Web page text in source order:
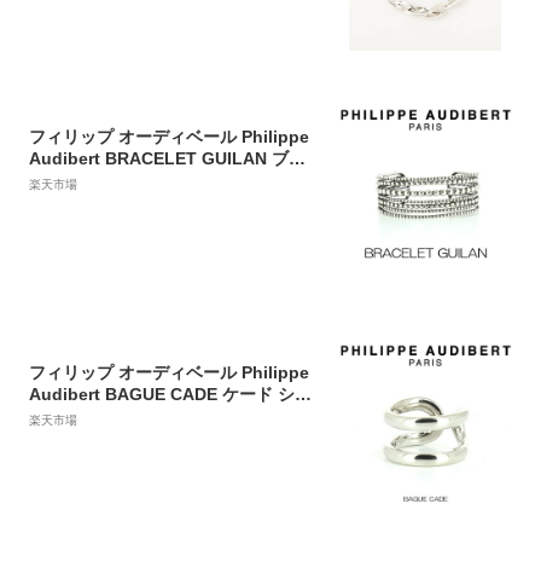
フィリップ オーディベール Philippe
Audibert BRACELET GUILAN ブレ
スレット・ガイラン PhilippeAudiber
楽天市場
フィリップ オーディベール Philippe
Audibert BAGUE CADE ケード シル
バーメタル リング 指輪 レディース
楽天市場